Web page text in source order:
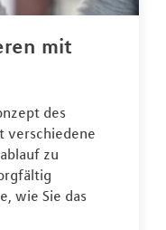
mit
des
verschiedene
zu
wie Sie das